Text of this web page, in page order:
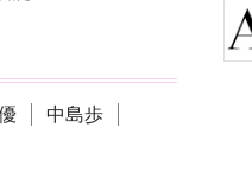
中島歩